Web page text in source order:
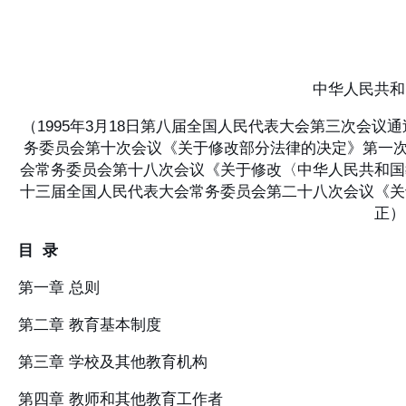
中华人民共
（1995年3月18日第八届全国人民代表大会第三次会议
务委员会第十次会议《关于修改部分法律的决定》第一
会常务委员会第十八次会议《关于修改〈中华人民共和
十三届全国人民代表大会常务委员会第二十八次会议《
正）
目 录
第一章 总则
第二章 教育基本制度
第三章 学校及其他教育机构
第四章 教师和其他教育工作者